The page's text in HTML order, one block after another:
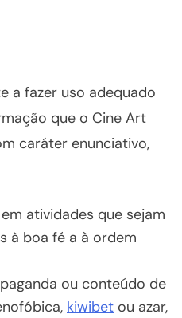
a fazer uso adequado
que o Cine Art
caráter enunciativo,
atividades que sejam
à boa fé a à ordem
ou conteúdo de
kiwibet ou azar,